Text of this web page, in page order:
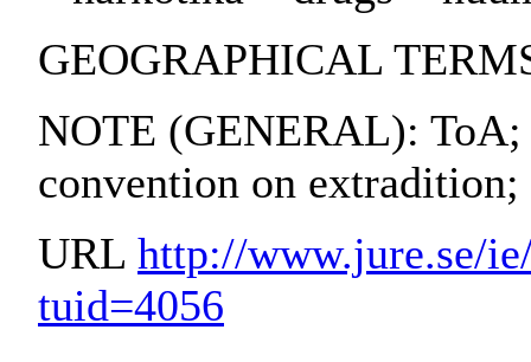
GEOGRAPHICAL
NOTE (GENERAL):
convention on extradition;
URL http://www.jure.se/
tuid=4056